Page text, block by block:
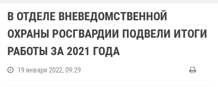
В ОТДЕЛЕ ВНЕВЕДОМСТВЕННОЙ
ОХРАНЫ РОСГВАРДИИ ПОДВЕЛИ ИТОГИ
РАБОТЫ ЗА 2021 ГОДА
19 января 2022, 09:29